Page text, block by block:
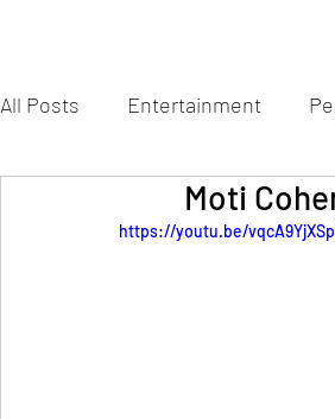
All Posts Entertainment
Chanukah
https://youtu.be/